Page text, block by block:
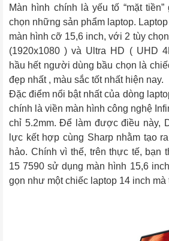
Màn hình chính là yếu tố “mặt
chọn những sản phẩm laptop.
màn hình cỡ 15,6 inch, với 2 tùy
(1920x1080 ) và Ultra HD ( UHD
hầu hết người dùng bầu chọn là
đẹp nhất , màu sắc tốt nhất hiện nay.
Đặc điểm nổi bật nhất của dòng
chính là viền màn hình công nghệ
chỉ 5.2mm. Để làm được điều này,
lực kết hợp cùng Sharp nhằm tạo
hảo. Chính vì thế, trên thực tế, bạn
15 7590 sử dụng màn hình 15,6
gọn như một chiếc laptop 14 inch mà